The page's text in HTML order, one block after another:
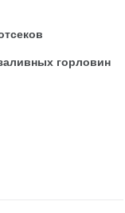
горловин